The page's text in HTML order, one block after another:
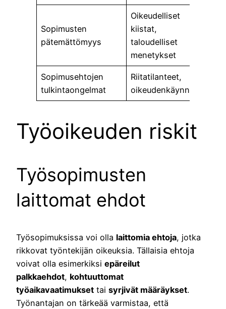
Sopimusten
pätemättömyys
Oikeudelliset
kiistat,
taloudelliset
menetykset
Sopimusehtojen
tulkintaongelmat
Riitatilanteet,
oikeudenkäynnit
Työoikeuden riskit
Työsopimusten
laittomat ehdot
Työsopimuksissa voi olla laittomia ehtoja, jotka
rikkovat työntekijän oikeuksia. Tällaisia ehtoja
voivat olla esimerkiksi epäreilut
palkkaehdot, kohtuuttomat
työaikavaatimukset tai syrjivät määräykset.
Työnantajan on tärkeää varmistaa, että